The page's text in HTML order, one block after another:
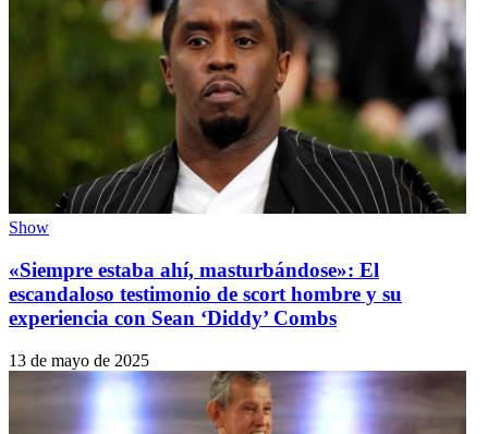
Show
«Siempre estaba ahí, masturbándose»: El
escandaloso testimonio de scort hombre y su
experiencia con Sean ‘Diddy’ Combs
13 de mayo de 2025